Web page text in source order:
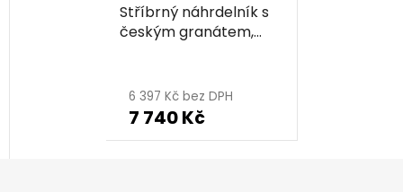
Stříbrný náhrdelník s
českým granátem,
6 397 Kč bez DPH
7 740 Kč